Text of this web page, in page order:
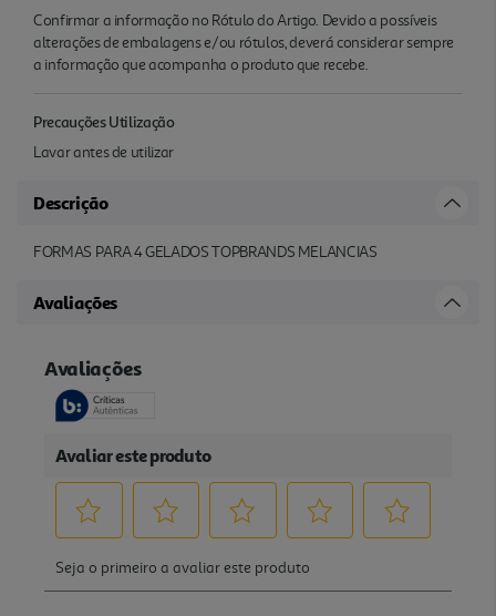
Confirmar a informação no Rótulo do Artigo. Devido a possíveis
alterações de embalagens e/ou rótulos, deverá considerar sempre
a informação que acompanha o produto que recebe.
Precauções Utilização
Lavar antes de utilizar
Descrição
FORMAS PARA 4 GELADOS TOPBRANDS MELANCIAS
Avaliações